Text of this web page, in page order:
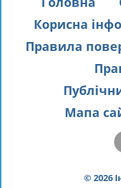
Корисна
Правила
Мапа
© 2026